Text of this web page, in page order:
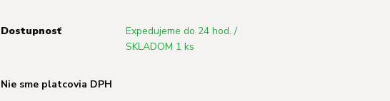
Dostupnosť
Expedujeme do 24 hod. /
SKLADOM 1 ks
Nie sme platcovia DPH